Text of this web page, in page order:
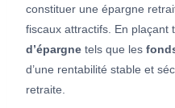
constituer une épargne
fiscaux attractifs. En plaçant
d’épargne tels que les
d’une rentabilité stable et
retraite.